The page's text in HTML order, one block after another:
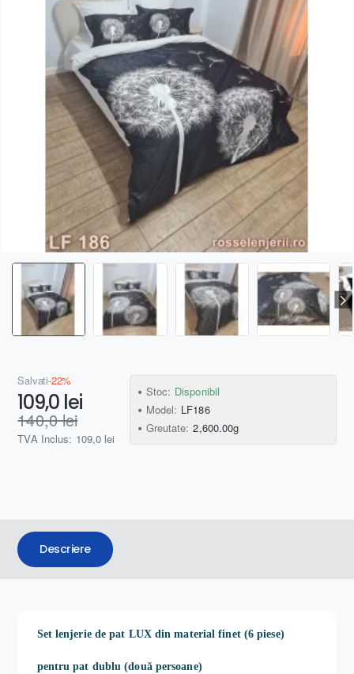
Salvați-22%
109,0 lei
140,0 lei
TVA Inclus: 109,0 lei
Stoc: Disponibil
Model: LF186
Greutate: 2,600.00g
Descriere
Set lenjerie de pat LUX din material finet (6 piese)
pentru pat dublu (două persoane)